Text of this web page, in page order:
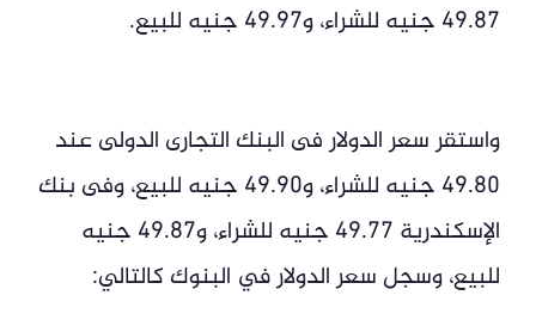
49.87 جنيه للشراء، و49.97 جنيه للبيع.
واستقر سعر الدولار فى البنك التجارى الدولى عند
49.80 جنيه للشراء، و49.90 جنيه للبيع، وفى بنك
الإسكندرية 49.77 جنيه للشراء، و49.87 جنيه
للبيع، وسجل سعر الدولار في البنوك كالتالي: